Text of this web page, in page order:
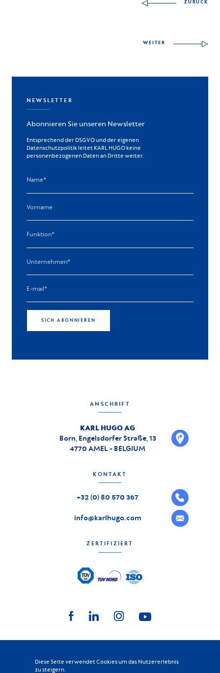
ZURÜCK
WEITER
NEWSLETTER
Abonnieren Sie unseren Newsletter
Entsprechend der DSGVO und der eigenen
Datenschutzpolitik leitet KARL HUGO keine
personenbezogenen Daten an Dritte weiter.
SICH ABONNIEREN
ANSCHRIFT
KARL HUGO AG
Born, Engelsdorfer Straße, 13
4770 AMEL - BELGIUM
KONTAKT
+32 (0) 80 570 367
info@karlhugo.com
ZERTIFIZIERT
KARL HUGO©2026-Alle Rechte vorbehalten
Datenschutz|Allgemeine Geschäftsbedingungen
Diese Seite verwendet Cookies um das Nutzererlebnis
zu steigern.